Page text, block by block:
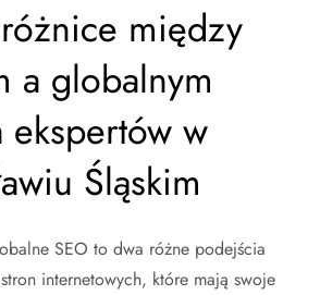
między
a globalnym
ekspertów w
Śląskim
SEO to dwa różne podejścia
internetowych, które mają swoje